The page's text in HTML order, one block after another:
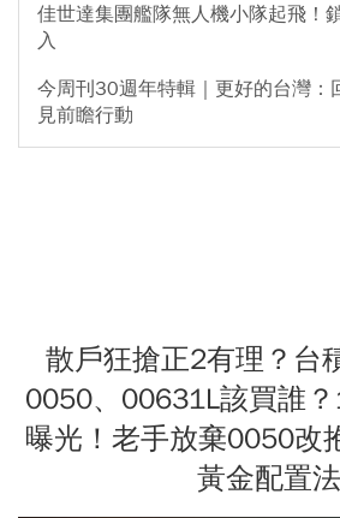
佳世達集團艦隊無人機小隊起飛！
入
今周刊30週年特輯｜更好的台灣：
見前瞻行動
散戶狂搶正2有理？台
0050、00631L該買誰
曝光！老手放棄0050改
黃金配置法